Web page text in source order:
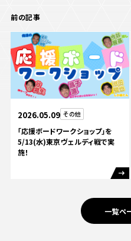
前の記事
2026.05.09 その他
「応援ボードワークショップ」を
5/13(水)東京ヴェルディ戦で実
施！
一覧ペ